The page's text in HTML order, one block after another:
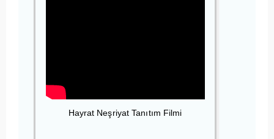
Hayrat Neşriyat Tanıtım Filmi